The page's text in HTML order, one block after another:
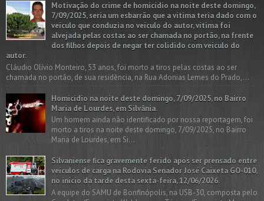
Motivação do crime de homicídio na noite deste domingo,
7/09/2025, seria um esbarrão que a vitima teria dado com o
veículo que conduzia no veículo do autor, vítima foi
alvejada pelas costas ao ser chamada no portão, na frente
dos filhos depois de negar ter colidido com veículo do
autor.
Cláudio Olívio Monteiro, 53 anos, foi morto a tiros pelas costas ao ser
chamada no portão, de sua residência, na Rua Adonias Lemes do Prado,...
Homicídio na noite deste domingo, 7/09/2025, no Bairro
Maria de Lourdes, em Silvânia.
Um homem ainda não identificado por nossa reportagem, foi
morto a tiros na noite deste domingo, 7/09/2025, no Bairro
Maria de Lourdes, em Si...
Silvaniense fica gravemente ferido após ser prensado entre
veículos de carga na Rodovia Senador José Caixeta GO-010,
no início da tarde desta sexta-feira, 12/06/2026.
A equipe do SAMU de Bonfinópolis, na USB-30, composta pelo